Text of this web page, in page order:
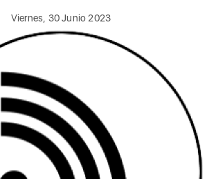
Viernes, 30 Junio 2023